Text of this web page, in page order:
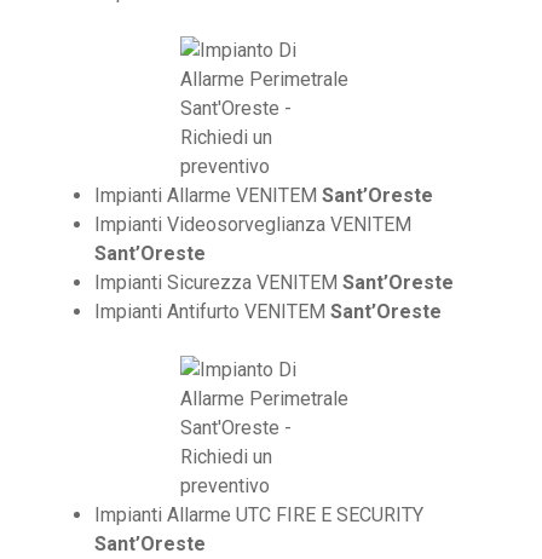
Impianti Allarme VENITEM Sant’Oreste
Impianti Videosorveglianza VENITEM
Sant’Oreste
Impianti Sicurezza VENITEM Sant’Oreste
Impianti Antifurto VENITEM Sant’Oreste
Impianti Allarme UTC FIRE E SECURITY
Sant’Oreste